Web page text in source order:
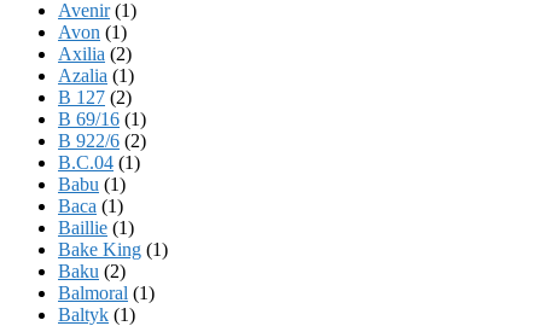
Avenir(1)
Avon (1)
Axilia (2)
Azalia (1)
B 127 (2)
B 69/16 (1)
B 922/6 (2)
B.C.04 (1)
Babu (1)
Baca (1)
Baillie (1)
Bake King (1)
Baku (2)
Balmoral (1)
Baltyk (1)